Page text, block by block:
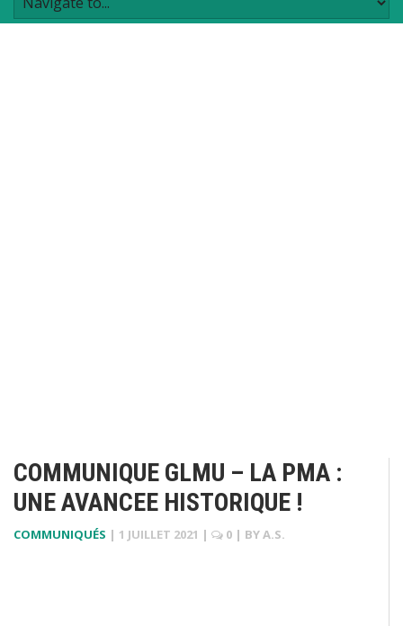
COMMUNIQUE GLMU – LA PMA :
UNE AVANCEE HISTORIQUE !
COMMUNIQUÉS | 1 JUILLET 2021 | 0 | BYA.S.